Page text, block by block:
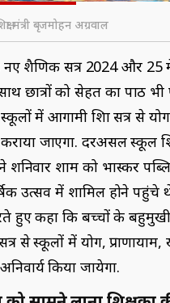
मंत्री बृजमोहन अग्रवाल
नए शैक्षणिक सत्र 2024 और 25
छात्रों को सेहत का पाठ
में आगामी शिक्षा सत्र से
कराया जाएगा. दरअसल स्कूल
शनिवार शाम को भास्कर
उत्सव में शामिल होने पहुंचे
हुए कहा कि बच्चों के
से स्कूलों में योग,
किया जायेगा.